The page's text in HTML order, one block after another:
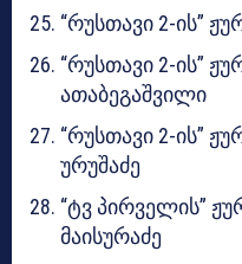
“რუსთავი 2-ის”
“რუსთავი 2-ის”
ათაბეგაშვილი
“რუსთავი 2-ის”
ურუშაძე
“ტვ პირველის”
მაისურაძე